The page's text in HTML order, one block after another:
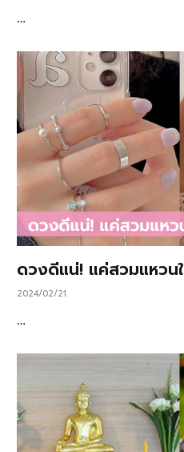
…
ดวงดีแน่! แค่สวมแหวน
2024/02/21
…